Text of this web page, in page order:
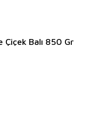
Çiçek Balı 850 Gr